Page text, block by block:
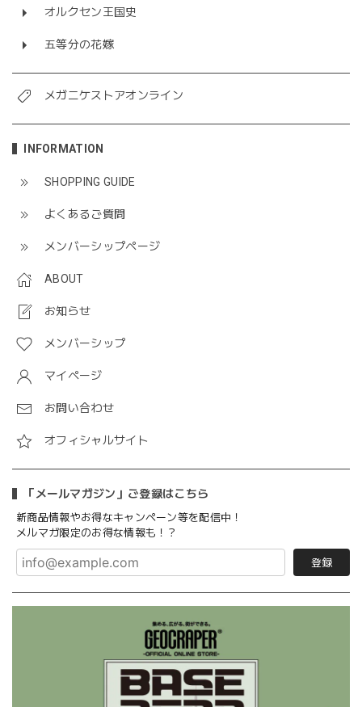
オルクセン王国史
五等分の花嫁
メガニケストアオンライン
INFORMATION
SHOPPING GUIDE
よくあるご質問
メンバーシップページ
ABOUT
お知らせ
メンバーシップ
マイページ
お問い合わせ
オフィシャルサイト
「メールマガジン」ご登録はこちら
新商品情報やお得なキャンペーン等を配信中！
メルマガ限定のお得な情報も！？
登録